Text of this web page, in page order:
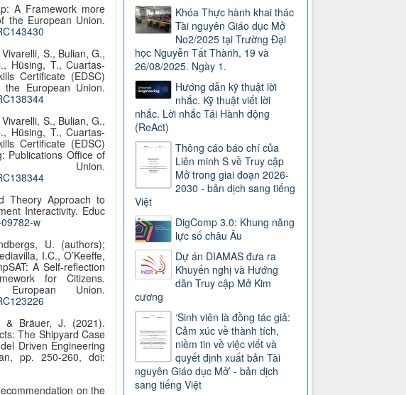
A Framework more
the European Union.
S., Bulian, G.,
Hüsing, T., Cuartas-
Certificate (EDSC)
the European Union.
S., Bulian, G.,
Hüsing, T., Cuartas-
Certificate (EDSC)
Publications Office of
Theory Approach to
Interactivity. Educ
w
U. (authors);
I.C., O’Keeffe,
A Self-reflection
for Citizens.
Union.
& Bräuer, J. (2021).
The Shipyard Case
Driven Engineering
pp. 250-260, doi:
on the
Khóa Thực hành khai thác
Tài nguyên Giáo dục Mở
No2/2025 tại Trường Đại
học Nguyễn Tất Thành, 19 và
26/08/2025. Ngày 1.
Hướng dẫn kỹ thuật lời
nhắc. Kỹ thuật viết lời
nhắc. Lời nhắc Tái Hành động
(ReAct)
Thông cáo báo chí của
Liên minh S về Truy cập
Mở trong giai đoạn 2026-
2030 - bản dịch sang tiếng
Việt
DigComp 3.0: Khung năng
lực số châu Âu
Dự án DIAMAS đưa ra
Khuyến nghị và Hướng
dẫn Truy cập Mở Kim
cương
‘Sinh viên là đồng tác giả:
Cảm xúc về thành tích,
niềm tin về việc viết và
quyết định xuất bản Tài
nguyên Giáo dục Mở’ - bản dịch
sang tiếng Việt